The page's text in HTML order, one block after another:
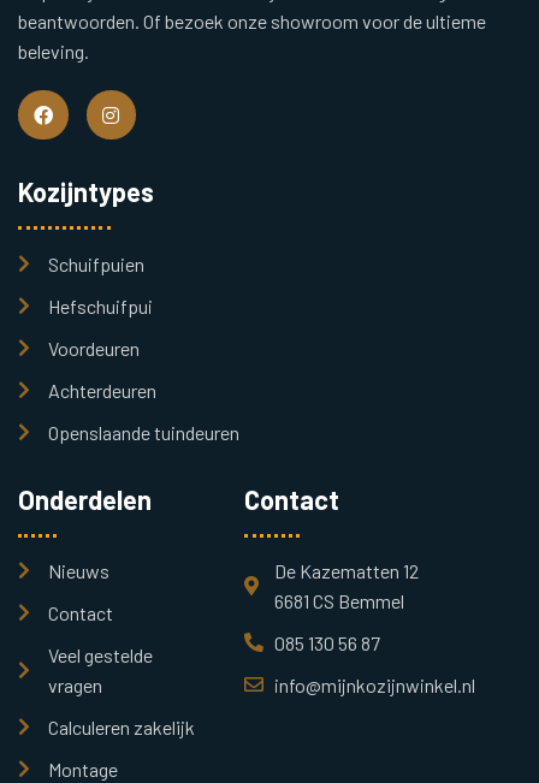
beantwoorden. Of bezoek onze showroom voor de ultieme
beleving.
Kozijntypes
Schuifpuien
Hefschuifpui
Voordeuren
Achterdeuren
Openslaande tuindeuren
Onderdelen
Nieuws
Contact
Veel gestelde
vragen
Calculeren zakelijk
Montage
Contact
De Kazematten 12
6681 CS Bemmel
085 130 56 87
info@mijnkozijnwinkel.nl